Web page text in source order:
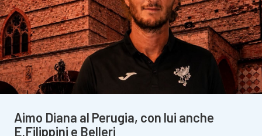
Aimo Diana al Perugia, con lui anche
E.Filippini e Belleri